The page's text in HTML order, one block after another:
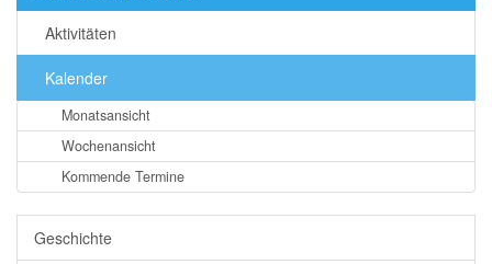
Aktivitäten
Kalender
Monatsansicht
Wochenansicht
Kommende Termine
Geschichte